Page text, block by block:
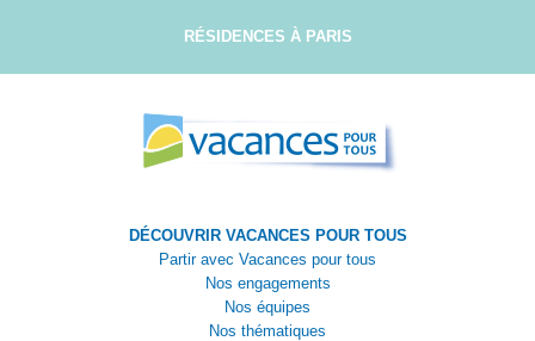
RÉSIDENCES À PARIS
DÉCOUVRIR VACANCES POUR TOUS
Partir avec Vacances pour tous
Nos engagements
Nos équipes
Nos thématiques